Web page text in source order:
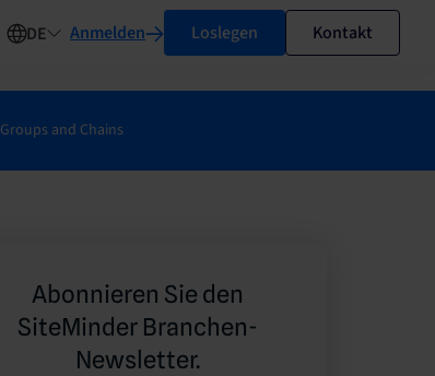
DE Anmelden Loslegen Kontakt
Groups and Chains
Abonnieren Sie den
SiteMinder Branchen-
Newsletter.